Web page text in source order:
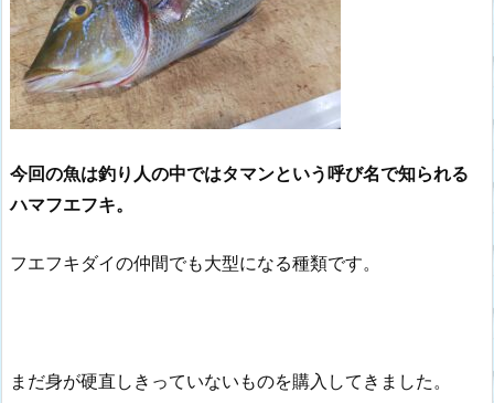
今回の魚は釣り人の中ではタマンという呼び名で知られる
ハマフエフキ。
フエフキダイの仲間でも大型になる種類です。
まだ身が硬直しきっていないものを購入してきました。